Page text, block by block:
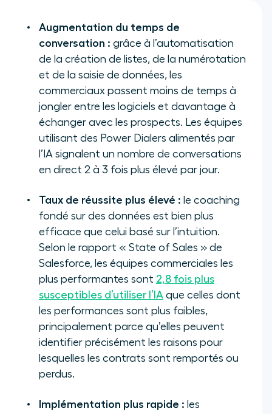
Augmentation du temps de
conversation : grâce à l’automatisation
de la création de listes, de la numérotation
et de la saisie de données, les
commerciaux passent moins de temps à
jongler entre les logiciels et davantage à
échanger avec les prospects. Les équipes
utilisant des Power Dialers alimentés par
l’IA signalent un nombre de conversations
en direct 2 à 3 fois plus élevé par jour.
Taux de réussite plus élevé : le coaching
fondé sur des données est bien plus
efficace que celui basé sur l’intuition.
Selon le rapport « State of Sales » de
Salesforce, les équipes commerciales les
plus performantes sont 2,8 fois plus
susceptibles d’utiliser l’IA que celles dont
les performances sont plus faibles,
principalement parce qu’elles peuvent
identifier précisément les raisons pour
lesquelles les contrats sont remportés ou
perdus.
Implémentation plus rapide : les